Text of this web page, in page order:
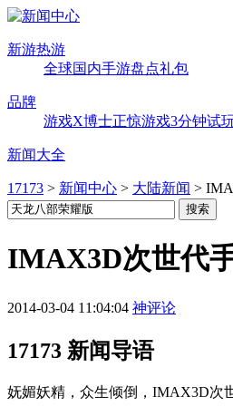
新游热游
全球国内手游盘点礼包
品牌
游戏X博士正惊游戏3分钟试
新闻大全
17173 > 新闻中心 > 大陆新闻 >
IMAX3D次世代
2014-03-04 11:04:04 神评论
17173 新闻导语
妩媚妖精，众生倾倒，IMAX3D次